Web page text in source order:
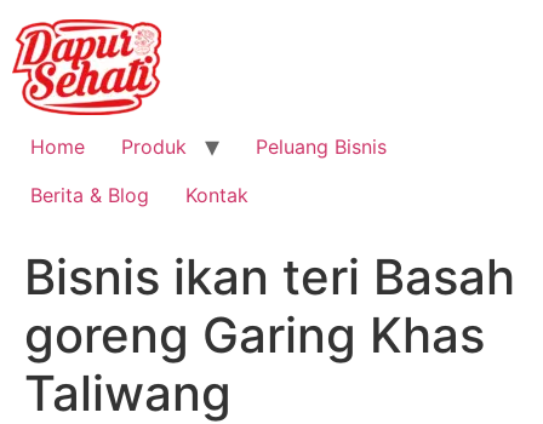
Home Produk
Peluang Bisnis
Berita & Blog
Kontak
Bisnis ikan teri Basah
goreng Garing Khas
Taliwang